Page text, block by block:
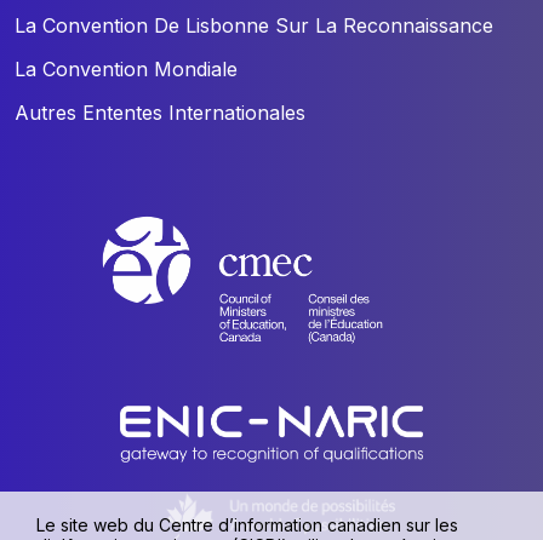
La Convention De Lisbonne Sur La Reconnaissance
La Convention Mondiale
Autres Ententes Internationales
Le site web du Centre d’information canadien sur les